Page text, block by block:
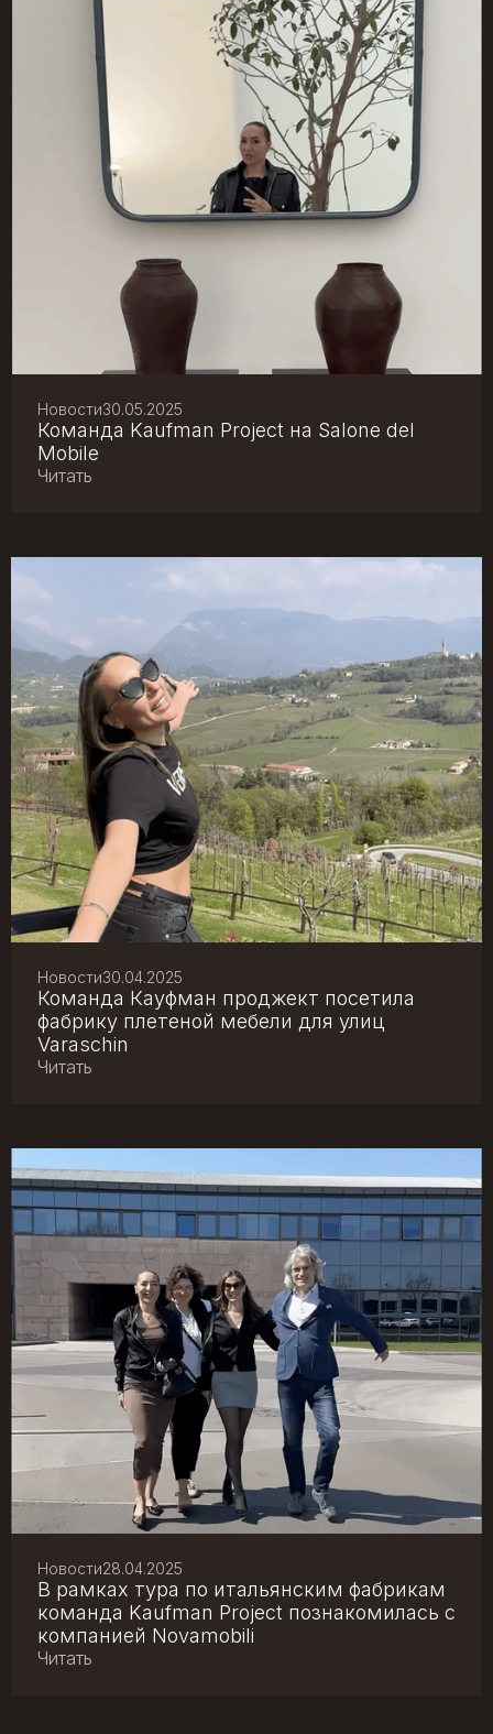
Новости30.05.2025
Команда Kaufman Project на Salone del
Mobile
Читать
Новости30.04.2025
Команда Кауфман проджект посетила
фабрику плетеной мебели для улиц
Varaschin
Читать
Новости28.04.2025
В рамках тура по итальянским фабрикам
команда Kaufman Project познакомилась с
компанией Novamobili
Читать